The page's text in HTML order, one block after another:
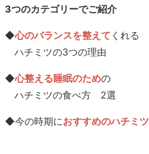
3つのカテゴリーでご紹介
◆心のバランスを整えて くれる
ハチミツの3つの理由
◆心整える睡眠のための
ハチミツの食べ方 2選
◆今の時期におすすめのハチミツ